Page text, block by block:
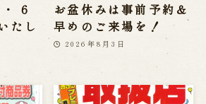
6
たし
お盆休みは事前予約＆
早めのご来場を！
2026年8月3日